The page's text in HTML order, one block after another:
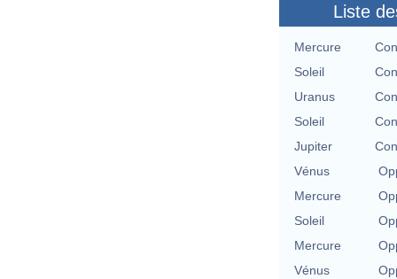
Liste
Mercure
Soleil
Uranus
Soleil
Jupiter
Vénus
Mercure
Soleil
Mercure
Vénus